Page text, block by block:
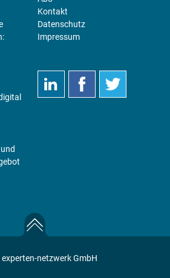
Kontakt
Datenschutz
Impressum
netzwerk GmbH